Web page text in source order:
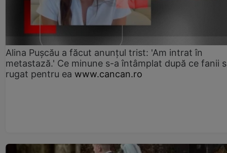
Alina Pușcău a făcut anunțul trist: 'Am intrat în
metastază.' Ce minune s-a întâmplat după ce fanii
rugat pentru ea www.cancan.ro